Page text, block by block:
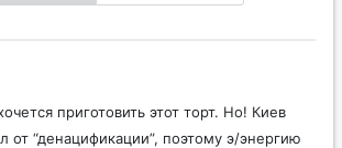
приготовить этот торт. Но! Киев
от “денацификации”, поэтому э/энергию